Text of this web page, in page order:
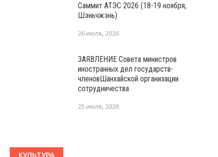
Саммит АТЭС 2026 (18-19 ноября,
Шэньчжэнь)
26 июля, 2026
ЗАЯВЛЕНИЕ Совета министров
иностранных дел государств-
членовШанхайской организации
сотрудничества
25 июля, 2026
КУЛЬТУРА